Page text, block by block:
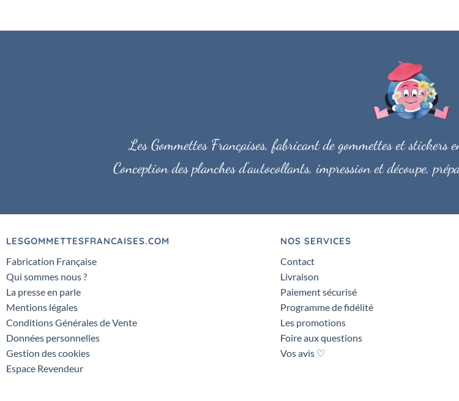
Les Gommettes Françaises, fabricant de gommettes et
Conception des planches d'autocollants, impression et découpe,
LESGOMMETTESFRANCAISES.COM
Fabrication Française
Qui sommes nous ?
La presse en parle
Mentions légales
Conditions Générales de Vente
Données personnelles
Gestion des cookies
Espace Revendeur
NOS SERVICES
Contact
Livraison
Paiement sécurisé
Programme de fidélité
Les promotions
Foire aux questions
Vos avis ♡